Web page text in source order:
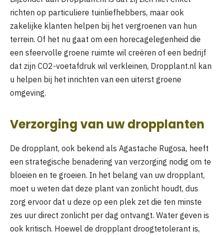
richten op particuliere tuinliefhebbers, maar ook
zakelijke klanten helpen bij het vergroenen van hun
terrein. Of het nu gaat om een horecagelegenheid die
een sfeervolle groene ruimte wil creëren of een bedrijf
dat zijn CO2-voetafdruk wil verkleinen, Dropplant.nl kan
u helpen bij het inrichten van een uiterst groene
omgeving.
Verzorging van uw dropplanten
De dropplant, ook bekend als Agastache Rugosa, heeft
een strategische benadering van verzorging nodig om te
bloeien en te groeien. In het belang van uw dropplant,
moet u weten dat deze plant van zonlicht houdt, dus
zorg ervoor dat u deze op een plek zet die ten minste
zes uur direct zonlicht per dag ontvangt. Water geven is
ook kritisch. Hoewel de dropplant droogtetolerant is,